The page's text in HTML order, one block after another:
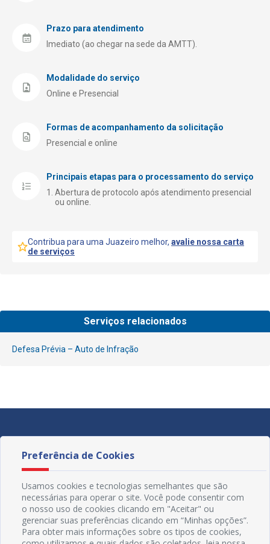
Prazo para atendimento
Imediato (ao chegar na sede da AMTT).
Modalidade do serviço
Online e Presencial
Formas de acompanhamento da solicitação
Presencial e online
Principais etapas para o processamento do serviço
Abertura de protocolo após atendimento presencial
ou online.
Contribua para uma Juazeiro melhor, avalie nossa carta
de serviços
Serviços relacionados
Defesa Prévia – Auto de Infração
Preferência de Cookies
Usamos cookies e tecnologias semelhantes que são
necessárias para operar o site. Você pode consentir com
o nosso uso de cookies clicando em "Aceitar" ou
gerenciar suas preferências clicando em “Minhas opções”.
Para obter mais informações sobre os tipos de cookies,